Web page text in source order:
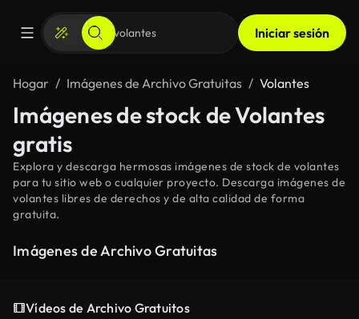
Iniciar sesión
Hogar Imágenes de Archivo Gratuitas Volantes
Imágenes de stock de Volantes
gratis
Explora y descarga hermosas imágenes de stock de volantes
para tu sitio web o cualquier proyecto. Descarga imágenes de
volantes libres de derechos y de alta calidad de forma
gratuita.
Imágenes de Archivo Gratuitas
Vídeos de Archivo Gratuitos